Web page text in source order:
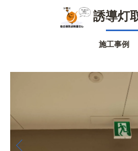
施工事例
誘導灯